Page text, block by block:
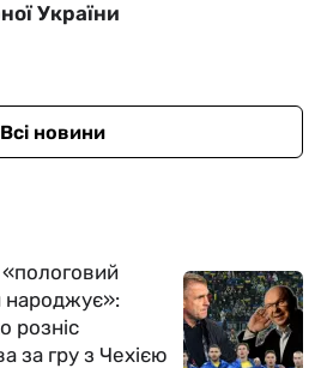
України
Всі новини
«пологовий
народжує»:
розніс
за гру з Чехією